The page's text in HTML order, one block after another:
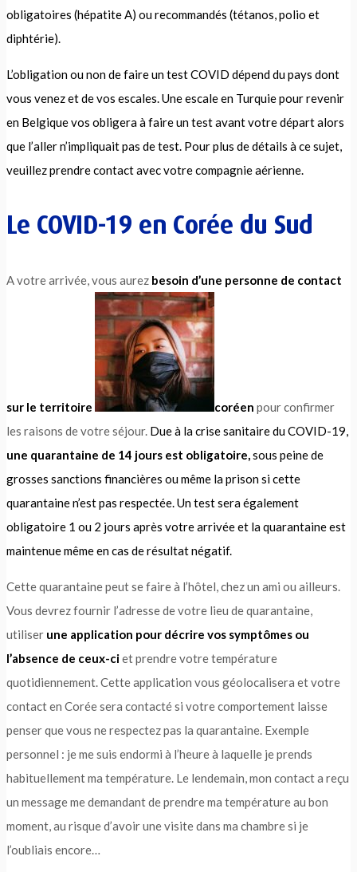
obligatoires (hépatite A) ou recommandés (tétanos, polio et
diphtérie).
L’obligation ou non de faire un test COVID dépend du pays dont
vous venez et de vos escales. Une escale en Turquie pour revenir
en Belgique vos obligera à faire un test avant votre départ alors
que l’aller n’impliquait pas de test. Pour plus de détails à ce sujet,
veuillez prendre contact avec votre compagnie aérienne.
Le COVID-19 en Corée du Sud
A votre arrivée, vous aurez besoin d’une personne de contact
sur le territoire coréen pour confirmer
les raisons de votre séjour. Due à la crise sanitaire du COVID-19,
une quarantaine de 14 jours est obligatoire,sous peine de
grosses sanctions financières ou même la prison si cette
quarantaine n’est pas respectée. Un test sera également
obligatoire 1 ou 2 jours après votre arrivée et la quarantaine est
maintenue même en cas de résultat négatif.
Cette quarantaine peut se faire à l’hôtel, chez un ami ou ailleurs.
Vous devrez fournir l’adresse de votre lieu de quarantaine,
utiliser une application pour décrire vos symptômes ou
l’absence de ceux-ciet prendre votre température
quotidiennement. Cette application vous géolocalisera et votre
contact en Corée sera contacté si votre comportement laisse
penser que vous ne respectez pas la quarantaine. Exemple
personnel : je me suis endormi à l’heure à laquelle je prends
habituellement ma température. Le lendemain, mon contact a reçu
un message me demandant de prendre ma température au bon
moment, au risque d’avoir une visite dans ma chambre si je
l’oubliais encore…